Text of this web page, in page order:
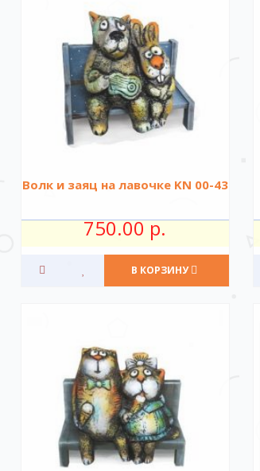
Волк и заяц на лавочке KN 00-43
750.00 р.
В КОРЗИНУ